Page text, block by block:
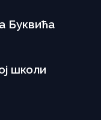
Буквића
школи